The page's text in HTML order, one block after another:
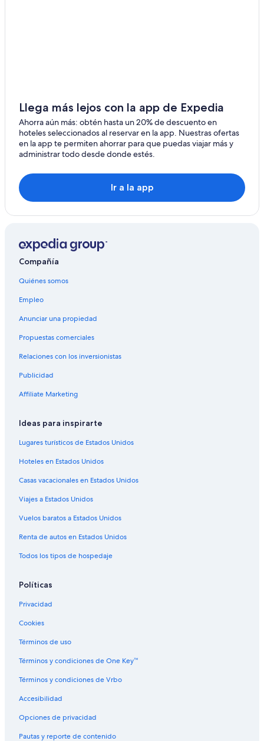
Llega más lejos con la app de Expedia
Ahorra aún más: obtén hasta un 20% de descuento en
hoteles seleccionados al reservar en la app. Nuestras ofertas
en la app te permiten ahorrar para que puedas viajar más y
administrar todo desde donde estés.
Ir a la app
Compañía
Quiénes somos
Empleo
Anunciar una propiedad
Propuestas comerciales
Relaciones con los inversionistas
Publicidad
Affiliate Marketing
Ideas para inspirarte
Lugares turísticos de Estados Unidos
Hoteles en Estados Unidos
Casas vacacionales en Estados Unidos
Viajes a Estados Unidos
Vuelos baratos a Estados Unidos
Renta de autos en Estados Unidos
Todos los tipos de hospedaje
Políticas
Privacidad
Cookies
Términos de uso
Términos y condiciones de One Key™
Términos y condiciones de Vrbo
Accesibilidad
Opciones de privacidad
Pautas y reporte de contenido